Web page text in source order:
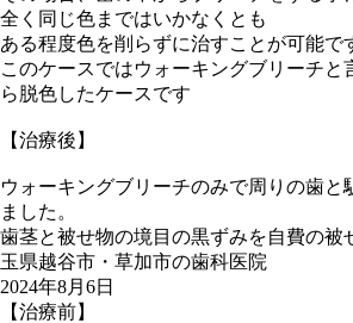
全く同じ色まではいかなくとも
ある程度色を削らずに治すことが可能で
このケースではウォーキングブリーチと
ら脱色したケースです
【治療後】
ウォーキングブリーチのみで周りの歯と
ました。
歯茎と被せ物の境目の黒ずみを自費の被
玉県越谷市・草加市の歯科医院
2024年8月6日
【治療前】